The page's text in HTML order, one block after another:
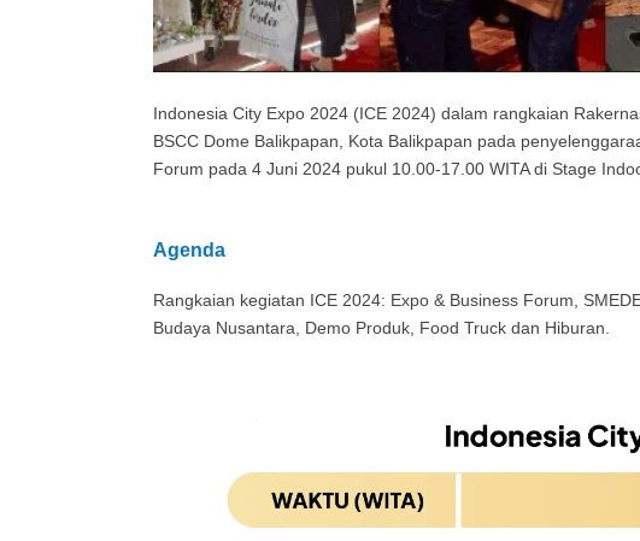
Indonesia City Expo 2024 (ICE 2024) dalam rangkaian
BSCC Dome Balikpapan, Kota Balikpapan pada
Forum pada 4 Juni 2024 pukul 10.00-17.00 WITA di Stage
Agenda
Rangkaian kegiatan ICE 2024: Expo & Business Forum,
Budaya Nusantara, Demo Produk, Food Truck dan Hiburan.